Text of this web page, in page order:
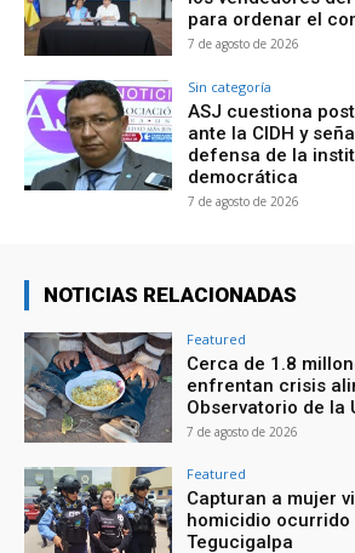
para ordenar el
7 de agosto de 2026
Sin categoría
ASJ cuestiona
ante la CIDH y
defensa de la
democrática
7 de agosto de 2026
NOTICIAS RELACIONADAS
Featured
Cerca de 1.8
enfrentan crisis
Observatorio de la
7 de agosto de 2026
Featured
Capturan a mujer
homicidio ocurrido
Tegucigalpa